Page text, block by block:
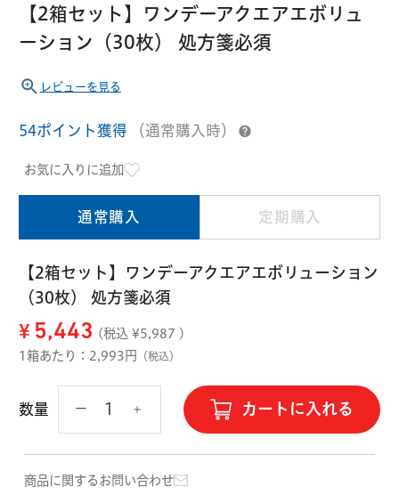
ソフト・使い捨て用
ハード用
オプション品
アイミー 東レ
当社について
【2箱セット】ワンデーアクエアエボリュ
ーション（30枚） 処方箋必須
レビューを見る
54ポイント獲得 （通常購入時）
お気に入りに追加
通常購入 定期購入
【2箱セット】ワンデーアクエアエボリューション
（30枚） 処方箋必須
¥ 5,443 (税込 ¥5,987 )
1箱あたり：2,993円
（税込）
数量 カートに入れる
商品に関するお問い合わせ